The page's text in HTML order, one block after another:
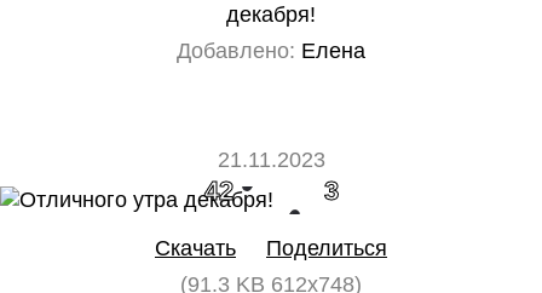
декабря!
Добавлено: Елена
21.11.2023
42 3
Скачать
Поделиться
(91.3 KB 612x748)